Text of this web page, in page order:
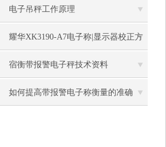
电子吊秤工作原理
耀华XK3190-A7电子称|显示器校正方
法
宿衡带报警电子秤技术资料
如何提高带报警电子称衡量的准确